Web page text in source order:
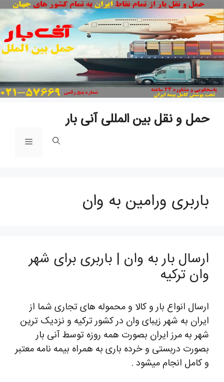
حمل و نقل بین المللی آنی بار
فهرست
باربری ورامین به وان
ارسال بار به وان | باربری برای شهر
وان ترکیه
ارسال انواع بار و کالا و محموله های تجاری شما از
ایران به شهر زیبای وان در کشور ترکیه و نزدیک ترین
شهر به مرز ایران بصورت همه روزه توسط آنی بار
بصورت دربستی و خرده باری به همراه بیمه نامه معتبر
و کامل انجام میشود .